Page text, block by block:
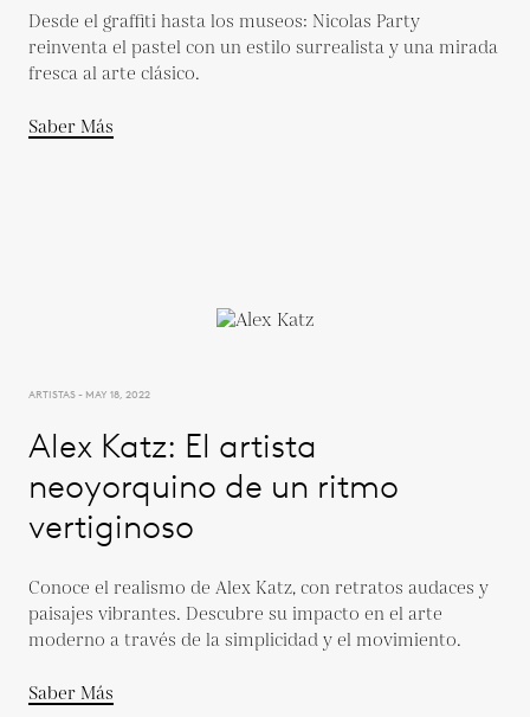
Desde el graffiti hasta los museos: Nicolas Party
reinventa el pastel con un estilo surrealista y una mirada
fresca al arte clásico.
Saber Más
ARTISTAS - MAY 18, 2022
Alex Katz: El artista
neoyorquino de un ritmo
vertiginoso
Conoce el realismo de Alex Katz, con retratos audaces y
paisajes vibrantes. Descubre su impacto en el arte
moderno a través de la simplicidad y el movimiento.
Saber Más